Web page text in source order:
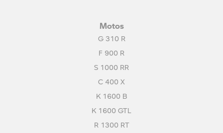
Motos
G 310 R
F 900 R
S 1000 RR
C 400 X
K 1600 B
K 1600 GTL
R 1300 RT